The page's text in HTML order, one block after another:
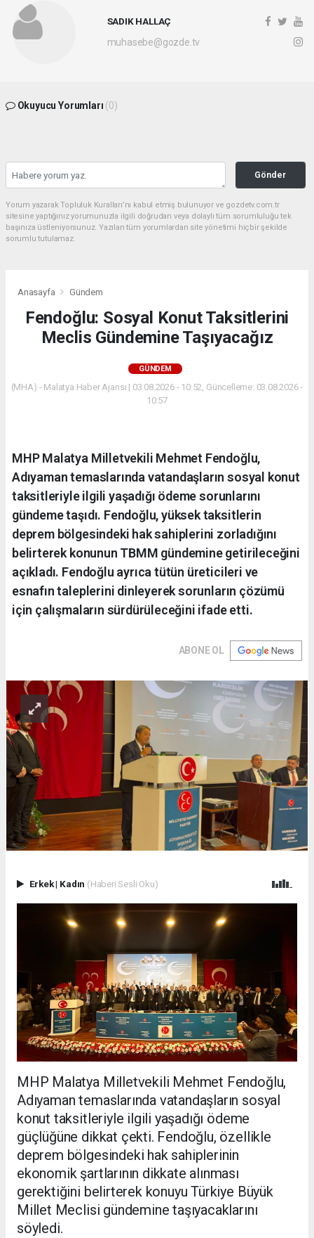
SADIK HALLAÇ
muhasebe@gozde.tv
Okuyucu Yorumları (0)
Gönder
Yorum yazarak Topluluk Kuralları’nı kabul etmiş bulunuyor ve gozdetv.com.tr
sitesine yaptığınız yorumunuzla ilgili doğrudan veya dolaylı tüm sorumluluğu tek
başınıza üstleniyorsunuz. Yazılan tüm yorumlardan site yönetimi hiçbir şekilde
sorumlu tutulamaz.
Anasayfa Gündem
Fendoğlu: Sosyal Konut Taksitlerini
Meclis Gündemine Taşıyacağız
GÜNDEM
(MHA) - Malatya Haber Ajansı | 03.08.2026 - 10:52, Güncelleme: 03.08.2026 -
10:57
MHP Malatya Milletvekili Mehmet Fendoğlu,
Adıyaman temaslarında vatandaşların sosyal konut
taksitleriyle ilgili yaşadığı ödeme sorunlarını
gündeme taşıdı. Fendoğlu, yüksek taksitlerin
deprem bölgesindeki hak sahiplerini zorladığını
belirterek konunun TBMM gündemine getirileceğini
açıkladı. Fendoğlu ayrıca tütün üreticileri ve
esnafın taleplerini dinleyerek sorunların çözümü
için çalışmaların sürdürüleceğini ifade etti.
ABONE OL
Erkek| Kadın (Haberi Sesli Oku)
MHP Malatya Milletvekili Mehmet Fendoğlu,
Adıyaman temaslarında vatandaşların sosyal
konut taksitleriyle ilgili yaşadığı ödeme
güçlüğüne dikkat çekti. Fendoğlu, özellikle
deprem bölgesindeki hak sahiplerinin
ekonomik şartlarının dikkate alınması
gerektiğini belirterek konuyu Türkiye Büyük
Millet Meclisi gündemine taşıyacaklarını
söyledi.